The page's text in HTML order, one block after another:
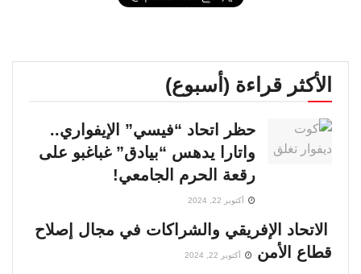
الأكثر قراءة (أسبوع)
حظر اتحاد “فيسي” الإيفواري..
واتارا يدهس “بيادق” غباغبو على
رقعة الحرم الجامعي!
أكتوبر 22, 2024
الاتحاد الإفريقي والشراكات في مجال إصلاح
قطاع الأمن
أكتوبر 22, 2024